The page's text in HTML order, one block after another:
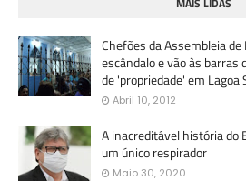
Chefões da Assembleia
escândalo e vão às
de 'propriedade' em Lagoa
Abril 10, 2012
A inacreditável história do
um único respirador
Maio 30, 2020